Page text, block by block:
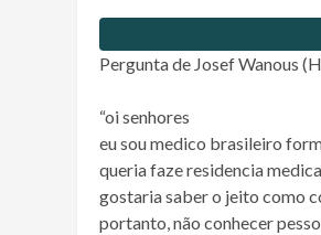
Pergunta de Josef Wanous
“oi senhores
eu sou medico brasileiro
queria faze residencia
gostaria saber o jeito como
portanto, não conhecer